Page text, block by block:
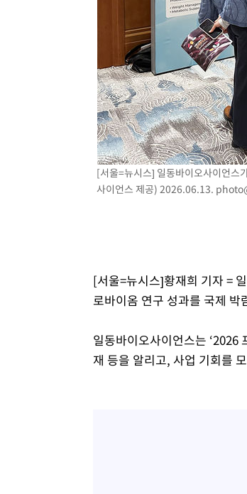
'낮 최고 39도' 불볕더위…한밤 열대야
[속보]7~9일 프로야구 3연전도 폭염 취
"韓 외환시장 개입 관측 배경엔 美의 대
'월드컵 탈락 후폭풍' 축구협회…초유
서울 낮 37.9도, 올여름 최고치 경신…영
[속보]종합특검, 대검 추가 압수수색…
[속보]코스닥, 800p 회복…0.26% 오
[속보]코스피, 301.88포인트(4.58%)
[속보]원·달러 환율, 0.7원 내린 1423.8
"여기 떨어졌다"…다누리, 스페이스X
[서울=뉴시스] 일동바이오사이언스
사이언스 제공) 2026.06.13.
[서울=뉴시스]황재희 기자 =
로바이옴 연구 성과를 국제 박
일동바이오사이언스는
재 등을 알리고, 사업 기회를